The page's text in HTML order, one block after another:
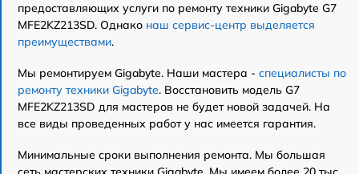
предоставляющих услуги по ремонту техники Gigabyte G7
MFE2KZ213SD. Однако наш сервис-центр выделяется
преимуществами.
Мы ремонтируем Gigabyte. Наши мастера - специалисты по
ремонту техники Gigabyte. Восстановить модель G7
MFE2KZ213SD для мастеров не будет новой задачей. На
все виды проведенных работ у нас имеется гарантия.
Минимальные сроки выполнения ремонта. Мы большая